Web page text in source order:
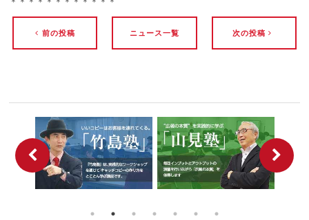
前の投稿 ニュース一覧 次の投稿